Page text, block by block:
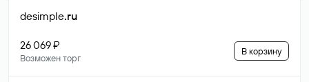
desimple.ru
26 069 ₽
Возможен торг
В корзину